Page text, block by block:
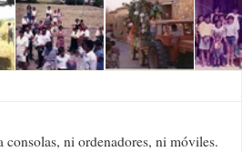
consolas, ni ordenadores, ni móviles.